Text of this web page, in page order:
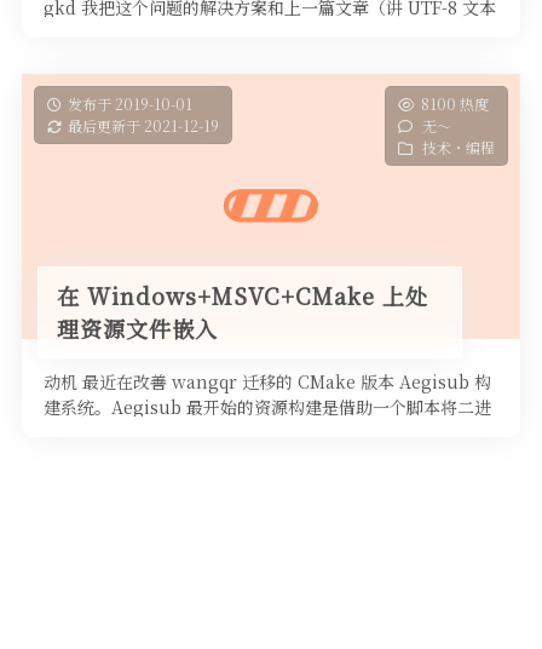
gkd 我把这个问题的解决方案和上一篇文章（讲 UTF-8 文本
发布于 2019-10-01
最后更新于 2021-12-19
8100 热度
无～
技术・编程
在 Windows+MSVC+CMake 上处
理资源文件嵌入
动机 最近在改善 wangqr 迁移的 CMake 版本 Aegisub 构
建系统。Aegisub 最开始的资源构建是借助一个脚本将二进